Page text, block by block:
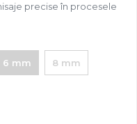
precise în procesele
6 mm 8 mm